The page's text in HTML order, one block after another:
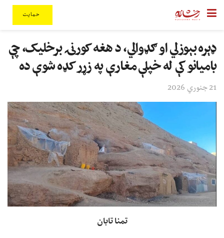
حمایت
ډېره بېوزلي او ګډوالي، د هغه کورنۍ برخلیک، چې
بامیانو کې له خپلې مغارې په زړر کډه شوې ده
21 جنوري 2026
تمنا تابان